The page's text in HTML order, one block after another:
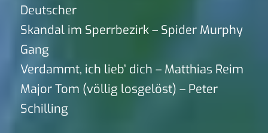
Deutscher
Skandal im Sperrbezirk – Spider Murphy
Gang
Verdammt, ich lieb’ dich – Matthias Reim
Major Tom (völlig losgelöst) – Peter
Schilling